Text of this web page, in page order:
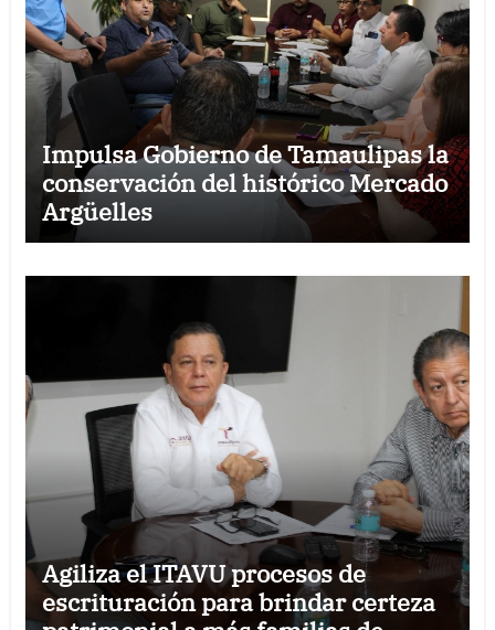
Impulsa Gobierno de Tamaulipas la
conservación del histórico Mercado
Argüelles
Agiliza el ITAVU procesos de
escrituración para brindar certeza